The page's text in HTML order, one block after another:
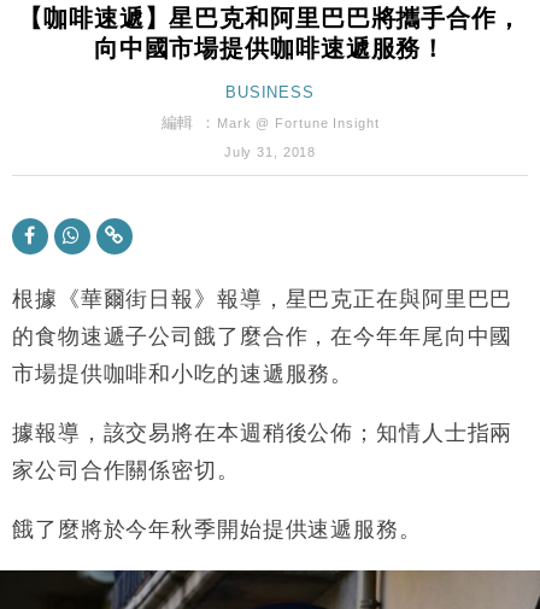
14:50
地產｜大酒店中期轉賺2300萬元 斥21億翻新香港及
東京半島
國際｜特朗普赴洛杉磯高球場活動前 男子攜槍彈被捕
財經｜日經失守6.5萬點後回穩 全周仍升近2%
15:47
粦接任
13:44
財經｜內地7月美元計價出口增近24%勝預期 貿易順
11:12
張
15:59
司
11:30
財經｜精星香港夥菜鳥拓全球智慧倉儲市場 加快海外
市場落地
【咖啡速遞】星巴克和阿里巴巴將攜手合作，
向中國市場提供咖啡速遞服務！
BUSINESS
編輯 ：
Mark @ Fortune Insight
July 31, 2018
根據《華爾街日報》報導，星巴克正在與阿里巴巴
的食物速遞子公司餓了麼合作，在今年年尾向中國
市場提供咖啡和小吃的速遞服務。
據報導，該交易將在本週稍後公佈；知情人士指兩
家公司合作關係密切。
餓了麼將於今年秋季開始提供速遞服務。